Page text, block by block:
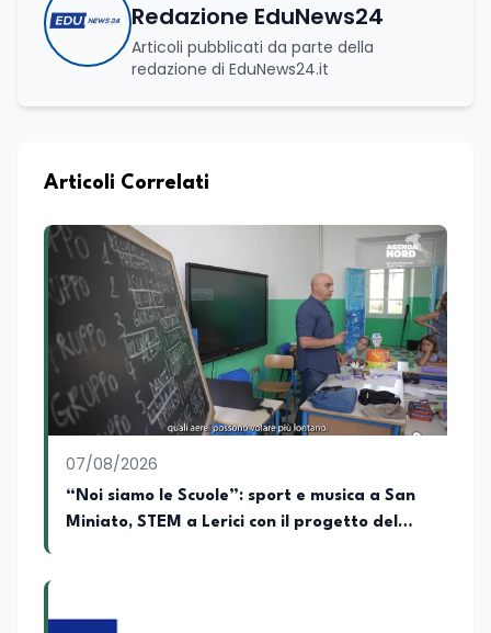
Redazione EduNews24
Articoli pubblicati da parte della
redazione di EduNews24.it
Articoli Correlati
07/08/2026
“Noi siamo le Scuole”: sport e musica a San
Miniato, STEM a Lerici con il progetto del